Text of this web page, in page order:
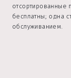
отсортированные
бесплатны; одна
обслуживанием.